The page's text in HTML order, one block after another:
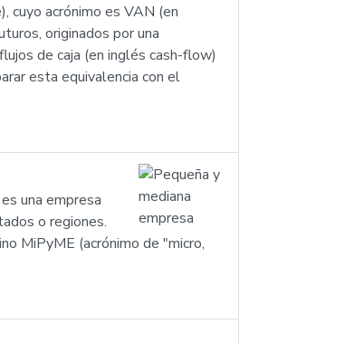
cuyo acrónimo es VAN (en
originados por una
de caja (en inglés cash-flow)
esta equivalencia con el
una empresa
o regiones.
MiPyME (acrónimo de "micro,